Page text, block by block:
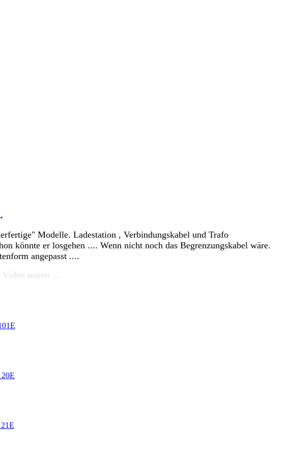
Modelle. Ladestation , Verbindungskabel und Trafo
könnte er losgehen .... Wenn nicht noch das Begrenzungskabel wäre.
angepasst ....